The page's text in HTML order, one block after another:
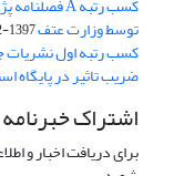
توسط وزارت عتف1397-02-03
کسب رتبه اول نشریات
ضریب تاثیر در پایگاه
اشتراک خبرنامه
برای دریافت اخبار و